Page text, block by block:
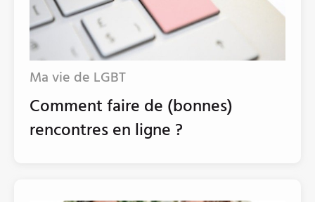
Ma vie de LGBT
Comment faire de (bonnes)
rencontres en ligne ?